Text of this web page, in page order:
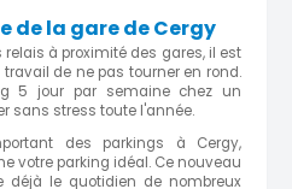
de la gare de Cergy
à proximité des gares, il est
de ne pas tourner en rond.
5 jour par semaine chez un
sans stress toute l'année.
des parkings à Cergy,
votre parking idéal. Ce nouveau
déjà le quotidien de nombreux